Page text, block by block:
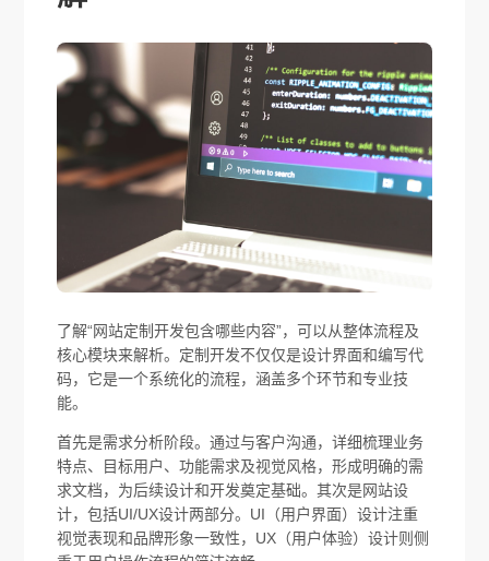
了解“网站定制开发包含哪些内容”，可以从整体流程及
核心模块来解析。定制开发不仅仅是设计界面和编写代
码，它是一个系统化的流程，涵盖多个环节和专业技
能。
首先是需求分析阶段。通过与客户沟通，详细梳理业务
特点、目标用户、功能需求及视觉风格，形成明确的需
求文档，为后续设计和开发奠定基础。其次是网站设
计，包括UI/UX设计两部分。UI（用户界面）设计注重
视觉表现和品牌形象一致性，UX（用户体验）设计则侧